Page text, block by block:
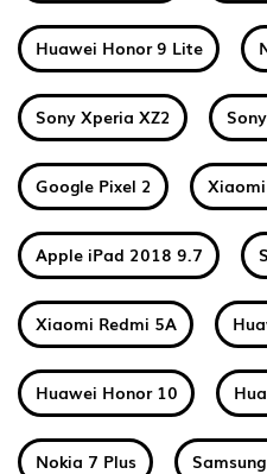
Huawei Honor 9 Lite
Sony Xperia XZ2
Google Pixel 2
Apple iPad 2018 9.7
Xiaomi Redmi 5A
Huawei Honor 10
Nokia 7 Plus